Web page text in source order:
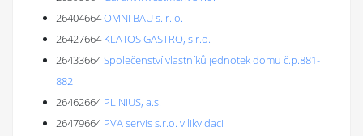
26404664OMNI BAU s. r. o.
26427664 KLATOS GASTRO, s.r.o.
26433664Společenství vlastníků jednotek domu č.p.881-
882
26462664 PLINIUS, a.s.
26479664 PVA servis s.r.o. v likvidaci